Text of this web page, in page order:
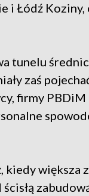
i Łódź Koziny,
tunelu
zaś
firmy
kiedy większa